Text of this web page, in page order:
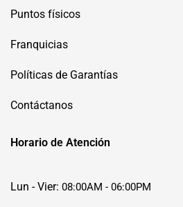
Puntos físicos
Franquicias
Políticas de Garantías
Contáctanos
Horario de Atención
Lun - Vier: 08:00AM - 06:00PM